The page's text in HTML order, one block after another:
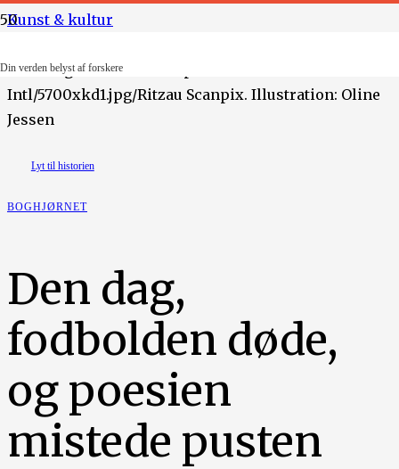
Din verden belyst af forskere
Kunst & kultur
Foto: Roger Parker Fotosports
Intl/5700xkd1.jpg/Ritzau Scanpix. Illustration: Oline
Jessen
Lyt til historien
BOGHJØRNET
Den dag,
fodbolden døde,
og poesien
mistede pusten